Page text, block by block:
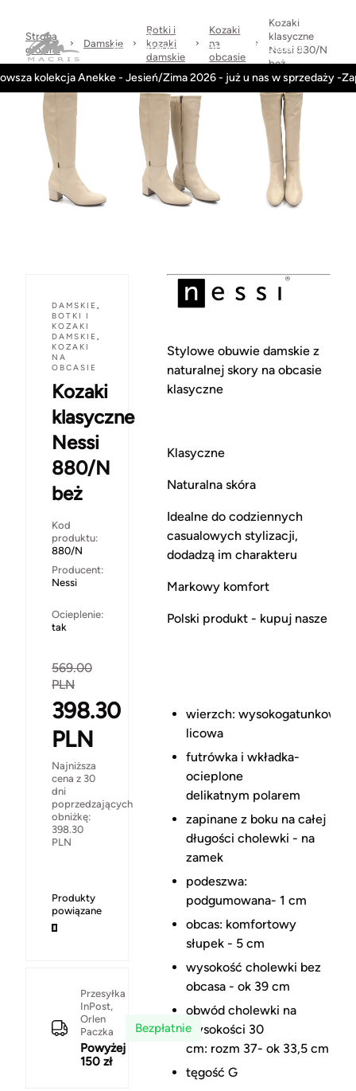
zwrot
Regulamin
Kategorie Obuwie-Wiosna26
kolekcja Anekke - Jesień/Zima 2026 - już u nas w sprzedaży -
Strona
główna
Damskie
Botki i
kozaki
damskie
Kozaki
na
obcasie
Kozaki
klasyczne
Nessi 880/N
beż
DAMSKIE ,
BOTKI I
KOZAKI
DAMSKIE ,
KOZAKI
NA
OBCASIE
Kozaki
klasyczne
Nessi
880/N
beż
Kod
produktu:
880/N
Producent:
Nessi
Ocieplenie:
tak
569.00
PLN
398.30
PLN
Najniższa
cena z 30
dni
poprzedzających
obniżkę:
398.30
PLN
Produkty
powiązane
Przesyłka
InPost,
Orlen
Paczka
Powyżej
150 zł
Bezpłatnie
Stylowe obuwie damskie z
naturalnej skory na obcasie
klasyczne
Klasyczne
Naturalna skóra
Idealne do codziennych
casualowych stylizacji,
dodadzą im charakteru
Markowy komfort
Polski produkt - kupuj nasze
wierzch: wysokogatunkowa
licowa
futrówka i wkładka-
ocieplone
delikatnym polarem
zapinane z boku na całej
długości cholewki - na
zamek
podeszwa:
podgumowana- 1 cm
obcas: komfortowy
słupek - 5 cm
wysokość cholewki bez
obcasa - ok 39 cm
obwód cholewki na
wysokości 30
cm: rozm 37- ok 33,5 cm
tęgość G